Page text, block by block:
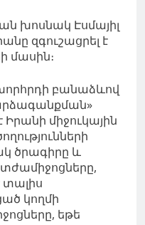
խոսնակ Էսմայիլ
զգուշացրել է
մասին։
բանաձևով
միջուկային
ծրագիրը և
տալիս
կողմի
եթե